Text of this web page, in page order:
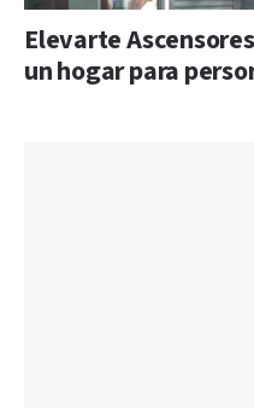
Elevarte
un hogar para